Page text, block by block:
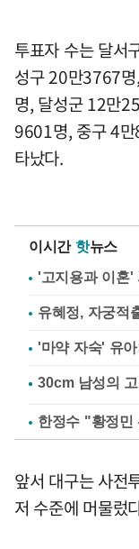
투표자 수는 달서
성구 20만3767
명, 달성군 12만
9601명, 중구 4
타났다.
이시간 핫뉴스
'고지용과 이혼'
유혜정, 자궁적
'마약 자숙' 유
한정수 "황정
앞서 대구는 사전
저 수준에 머물렀